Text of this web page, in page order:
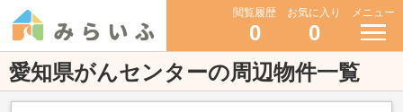
閲覧履歴
0
お気に入り
0
メニュー
愛知県がんセンターの周辺物件一覧